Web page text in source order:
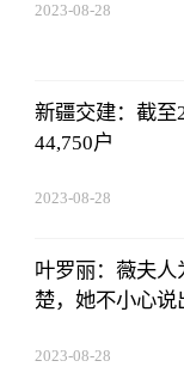
2023-08-28
新疆交建：截至
44,750户
2023-08-28
叶罗丽：薇夫
楚，她不小心说
2023-08-28